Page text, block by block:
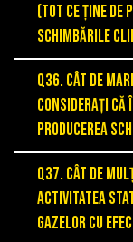
(tot ce ține de
schimbările
Q36. Cât de
considerați că
producerea
Q37. Cât de
activitatea
gazelor cu